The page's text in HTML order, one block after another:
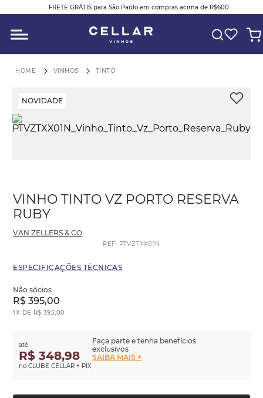
FRETE GRÁTIS para São Paulo em compras acima de R$600
VINHOS TINTO
NOVIDADE
VINHO TINTO VZ PORTO RESERVA
RUBY
VAN ZELLERS & CO
REF: PTVZTXX01N
ESPECIFICAÇÕES TÉCNICAS
Não sócios
R$ 395,00
1X DE R$ 395,00
até
R$ 348,98
no CLUBE CELLAR + PIX
Faça parte e tenha benefícios
exclusivos
SAIBA MAIS +